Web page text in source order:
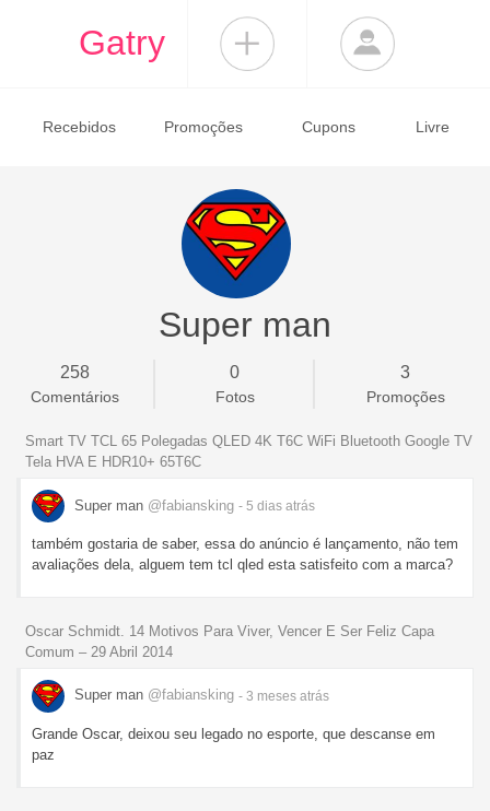
Gatry
Recebidos Promoções Cupons Livre
Super man
258
Comentários
0
Fotos
3
Promoções
Smart TV TCL 65 Polegadas QLED 4K T6C WiFi Bluetooth Google TV
Tela HVA E HDR10+ 65T6C
Super man @fabiansking - 5 dias atrás
também gostaria de saber, essa do anúncio é lançamento, não tem
avaliações dela, alguem tem tcl qled esta satisfeito com a marca?
Oscar Schmidt. 14 Motivos Para Viver, Vencer E Ser Feliz Capa
Comum – 29 Abril 2014
Super man @fabiansking - 3 meses atrás
Grande Oscar, deixou seu legado no esporte, que descanse em
paz